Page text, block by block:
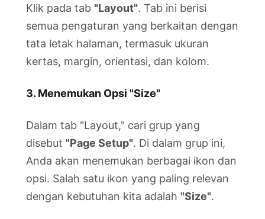
Klik pada tab "Layout". Tab ini berisi
semua pengaturan yang berkaitan dengan
tata letak halaman, termasuk ukuran
kertas, margin, orientasi, dan kolom.
3. Menemukan Opsi "Size"
Dalam tab "Layout," cari grup yang
disebut "Page Setup". Di dalam grup ini,
Anda akan menemukan berbagai ikon dan
opsi. Salah satu ikon yang paling relevan
dengan kebutuhan kita adalah "Size".